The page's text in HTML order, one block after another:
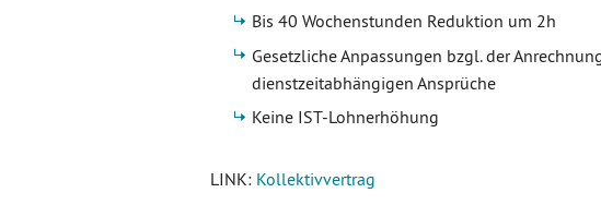
Bis 40 Wochenstunden Reduktion um 2h
Gesetzliche Anpassungen bzgl. der
dienstzeitabhängigen Ansprüche
Keine IST-Lohnerhöhung
LINK: Kollektivvertrag